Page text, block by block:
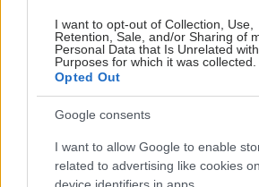
I want to opt-out of Collection, Use,
Retention, Sale, and/or Sharing of
Personal Data that Is Unrelated
Purposes for which it was collected.
Opted Out
Google consents
I want to allow Google to enable
related to advertising like cookies
device identifiers in apps.